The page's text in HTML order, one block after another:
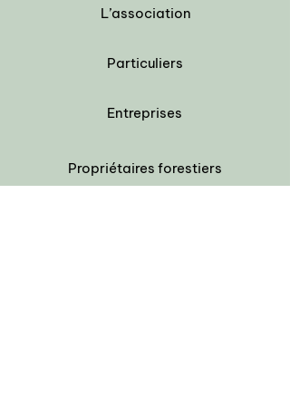
L’association
Particuliers
Entreprises
Propriétaires forestiers